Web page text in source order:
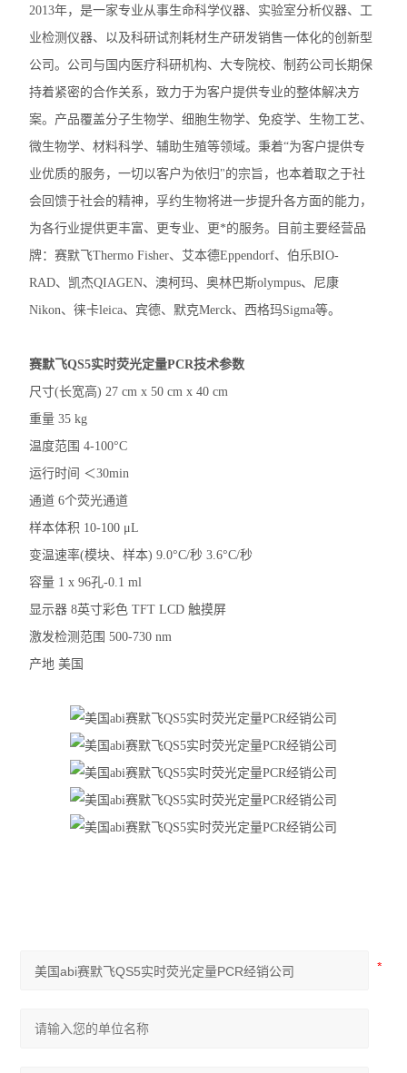
电穿孔仪
样本破碎
细胞计数仪
电泳仪电泳槽
伯乐T100梯度PCR仪
核酸定量仪荧光计
实时荧光定量PCR仪
2013年，是一家专业从事生命科学仪器、实验室分析仪器、工
业检测仪器、以及科研试剂耗材生产研发销售一体化的创新型
公司。公司与国内医疗科研机构、大专院校、制药公司长期保
持着紧密的合作关系，致力于为客户提供专业的整体解决方
案。产品覆盖分子生物学、细胞生物学、免疫学、生物工艺、
微生物学、材料科学、辅助生殖等领域。秉着“为客户提供专
业优质的服务，一切以客户为依归"的宗旨，也本着取之于社
会回馈于社会的精神，孚约生物将进一步提升各方面的能力，
为各行业提供更丰富、更专业、更*的服务。目前主要经营品
牌：赛默飞Thermo Fisher、艾本德Eppendorf、伯乐BIO-
RAD、凯杰QIAGEN、澳柯玛、奥林巴斯olympus、尼康
Nikon、徕卡leica、宾德、默克Merck、西格玛Sigma等。
赛默飞QS5实时荧光定量PCR技术参数
尺寸(长宽高) 27 cm x 50 cm x 40 cm
重量 35 kg
温度范围 4-100°C
运行时间 ＜30min
通道 6个荧光通道
样本体积 10-100 μL
变温速率(模块、样本) 9.0°C/秒 3.6°C/秒
容量 1 x 96孔-0.1 ml
显示器 8英寸彩色 TFT LCD 触摸屏
激发检测范围 500-730 nm
产地 美国